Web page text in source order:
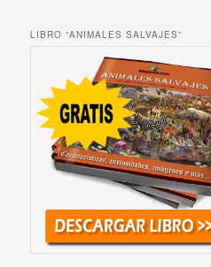
LIBRO “ANIMALES SALVAJES”